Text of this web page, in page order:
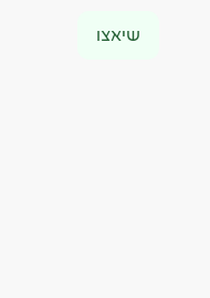
שיאצו